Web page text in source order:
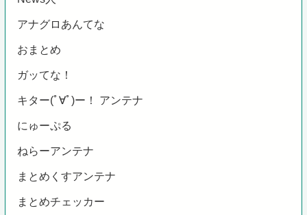
アナグロあんてな
おまとめ
ガッてな！
キター(ﾟ∀ﾟ)ー！ アンテナ
にゅーぷる
ねらーアンテナ
まとめくすアンテナ
まとめチェッカー